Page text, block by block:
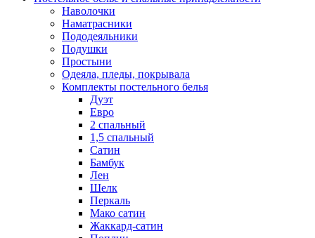
Наволочки
Наматрасники
Пододеяльники
Подушки
Простыни
Одеяла, пледы, покрывала
Комплекты постельного белья
Дуэт
Евро
2 спальный
1,5 спальный
Сатин
Бамбук
Лен
Шелк
Перкаль
Мако сатин
Жаккард-сатин